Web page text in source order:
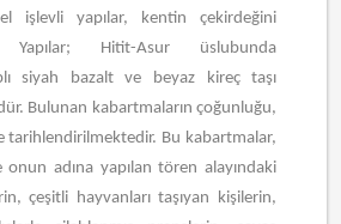
işlevli yapılar, kentin çekirdeğini
Yapılar; Hitit-Asur üslubunda
siyah bazalt ve beyaz kireç taşı
Bulunan kabartmaların çoğunluğu,
tarihlendirilmektedir. Bu kabartmalar,
onun adına yapılan tören alayındaki
çeşitli hayvanları taşıyan kişilerin,